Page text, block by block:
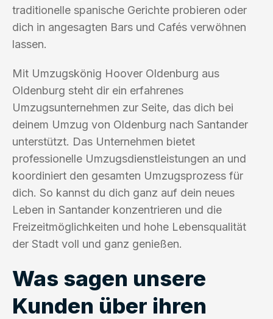
traditionelle spanische Gerichte probieren oder
dich in angesagten Bars und Cafés verwöhnen
lassen.
Mit Umzugskönig Hoover Oldenburg aus
Oldenburg steht dir ein erfahrenes
Umzugsunternehmen zur Seite, das dich bei
deinem Umzug von Oldenburg nach Santander
unterstützt. Das Unternehmen bietet
professionelle Umzugsdienstleistungen an und
koordiniert den gesamten Umzugsprozess für
dich. So kannst du dich ganz auf dein neues
Leben in Santander konzentrieren und die
Freizeitmöglichkeiten und hohe Lebensqualität
der Stadt voll und ganz genießen.
Was sagen unsere
Kunden über ihren